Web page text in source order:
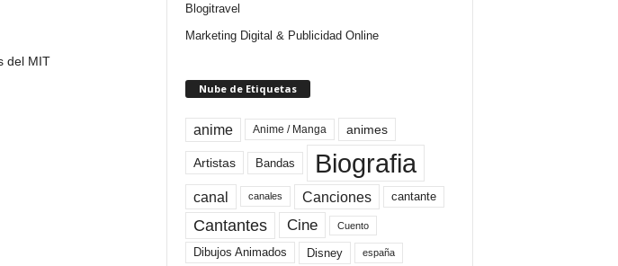
del MIT
Blogitravel
Marketing Digital & Publicidad Online
Nube de Etiquetas
anime Anime / Manga animes
Artistas Bandas Biografia
canal canales Canciones cantante
Cantantes Cine Cuento
Dibujos Animados Disney españa